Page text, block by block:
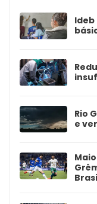
Rio
e